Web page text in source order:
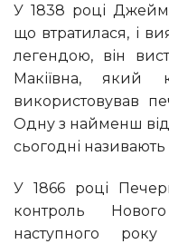
У 1838 році Джеймсом Веленом шукав худобу,
що втратилася, і
легендою, він
Макіївна,
використовував
Одну з найменш
сьогодні
У 1866 році Печери перейшли під урядовий
контроль
наступного